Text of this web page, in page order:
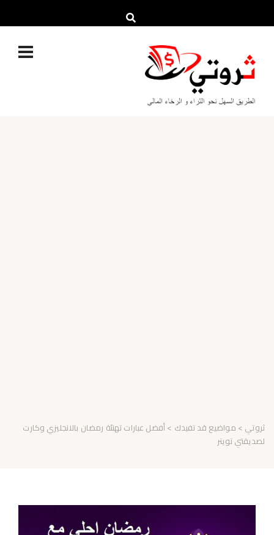
ثروتي > مواضيع قد تفيدك > أفضل عبارات تهنئة رمضان بالانجليزي وكارت
لصديقتي تويتر